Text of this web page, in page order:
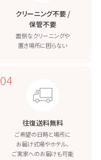
クリーニング不要 /
保管不要
面倒なクリーニングや
置き場所に困らない
04
往復送料無料
ご希望の日時と場所に
お届け式場やホテル、
ご実家へのお届けも可能